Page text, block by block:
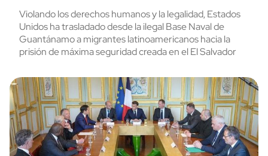
Violando los derechos humanos y la legalidad, Estados
Unidos ha trasladado desde la ilegal Base Naval de
Guantánamo a migrantes latinoamericanos hacia la
prisión de máxima seguridad creada en el El Salvador